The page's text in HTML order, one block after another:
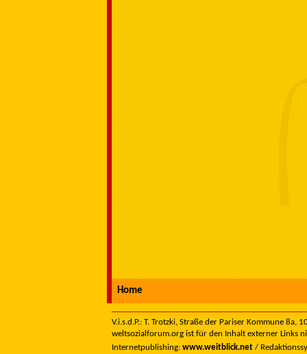
Home
V.i.s.d.P.: T. Trotzki, Straße der Pariser Kommune
weltsozialforum.org ist für den Inhalt externer Links
Internetpublishing: www.weitblick.net /